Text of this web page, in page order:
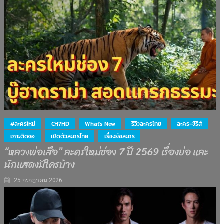
#ละครใหม่ CH7HD What's New รีวิวละครไทย
ละคร-ซีรีส์
เกาะติดจอ
เปิดตัวละครไทย เรื่องย่อละคร
“หลวงพ่อเสือ” ละครใหม่ช่อง 7 ปี 2569 เรื่องย่อ และ
นักแสดงมีใครบ้าง
25 กรกฎาคม 2026